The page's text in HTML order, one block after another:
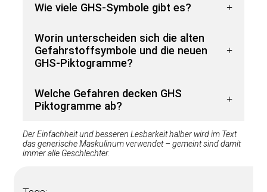
Wie viele GHS-Symbole gibt es?
Worin unterscheiden sich die alten
Gefahrstoffsymbole und die neuen
GHS-Piktogramme?
Welche Gefahren decken GHS
Piktogramme ab?
Der Einfachheit und besseren Lesbarkeit halber wird im Text
das generische Maskulinum verwendet – gemeint sind damit
immer alle Geschlechter.